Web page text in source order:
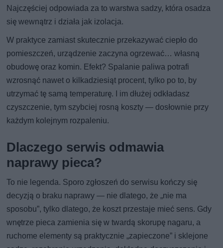
Najczęściej odpowiada za to warstwa sadzy, która osadza
się wewnątrz i działa jak izolacja.
W praktyce zamiast skutecznie przekazywać ciepło do
pomieszczeń, urządzenie zaczyna ogrzewać… własną
obudowę oraz komin. Efekt? Spalanie paliwa potrafi
wzrosnąć nawet o kilkadziesiąt procent, tylko po to, by
utrzymać tę samą temperaturę. I im dłużej odkładasz
czyszczenie, tym szybciej rosną koszty — dosłownie przy
każdym kolejnym rozpaleniu.
Dlaczego serwis odmawia
naprawy pieca?
To nie legenda. Sporo zgłoszeń do serwisu kończy się
decyzją o braku naprawy — nie dlatego, że „nie ma
sposobu”, tylko dlatego, że koszt przestaje mieć sens. Gdy
wnętrze pieca zamienia się w twardą skorupę nagaru, a
ruchome elementy są praktycznie „zapieczone” i sklejone